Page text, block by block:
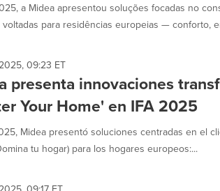
a Midea apresentou soluções focadas no
voltadas para residências europeias — conforto,
09:23 ET
presenta innovaciones
Your Home' en IFA 2025
Midea presentó soluciones centradas en el
tu hogar) para los hogares europeos:...